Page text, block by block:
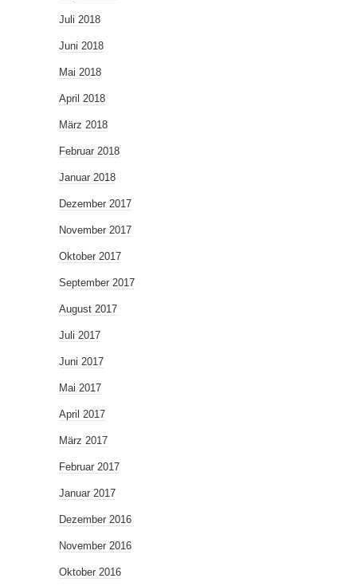
Juli 2018
Juni 2018
Mai 2018
April 2018
März 2018
Februar 2018
Januar 2018
Dezember 2017
November 2017
Oktober 2017
September 2017
August 2017
Juli 2017
Juni 2017
Mai 2017
April 2017
März 2017
Februar 2017
Januar 2017
Dezember 2016
November 2016
Oktober 2016